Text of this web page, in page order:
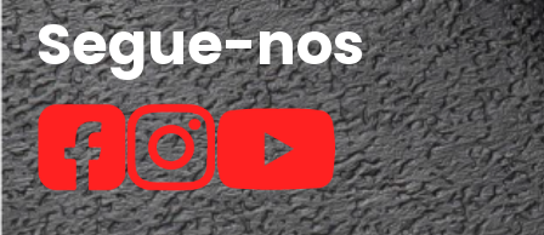
Segue-nos